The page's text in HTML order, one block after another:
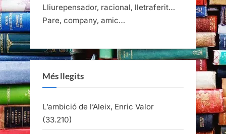
Lliurepensador, racional, lletraferit…
Pare, company, amic…
Més llegits
L’ambició de l’Aleix, Enric Valor
(33.210)